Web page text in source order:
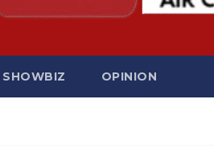
SHOWBIZ OPINION